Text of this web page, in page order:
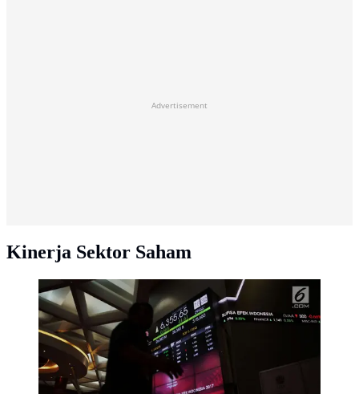
Advertisement
Kinerja Sektor Saham